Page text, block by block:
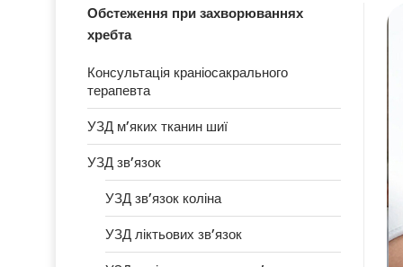
Обстеження при захворюваннях
хребта
Консультація краніосакрального
терапевта
УЗД м’яких тканин шиї
УЗД зв’язок
УЗД зв’язок коліна
УЗД ліктьових зв’язок